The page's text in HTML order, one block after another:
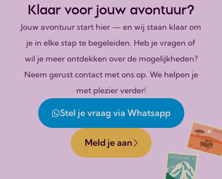
Klaar voor jouw avontuur?
Jouw avontuur start hier — en wij staan klaar om
je in elke stap te begeleiden. Heb je vragen of
wil je meer ontdekken over de mogelijkheden?
Neem gerust contact met ons op. We helpen je
met plezier verder!
Stel je vraag via Whatsapp
Meld je aan